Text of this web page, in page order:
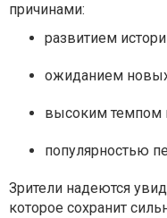
причинами:
развитием
ожиданием
высоким темпом
популярностью
Зрители надеются
которое сохранит